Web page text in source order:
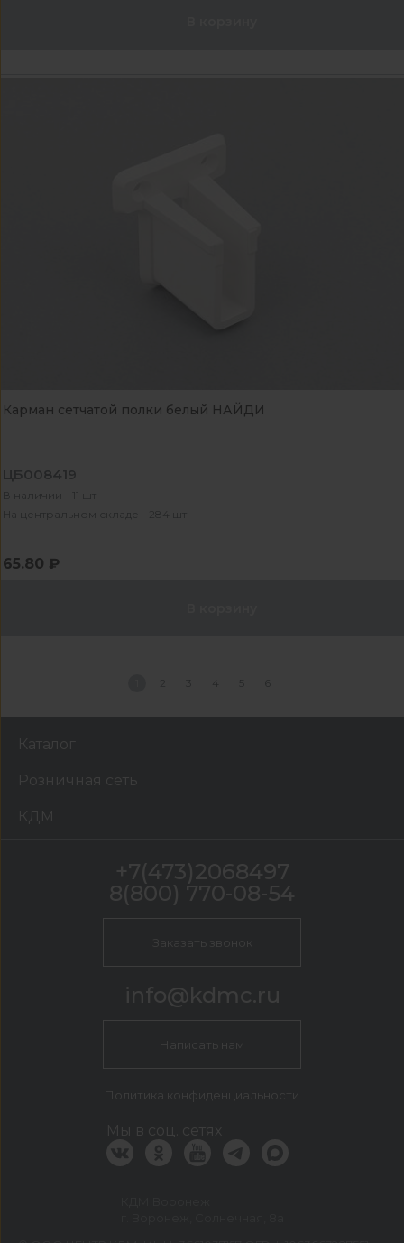
Карман сетчатой полки белый НАЙДИ
ЦБ008419
В наличии - 11 шт
На центральном складе - 284 шт
65.80 ₽
2 4 5
Каталог
Розничная сеть
КДМ
+7(473)2068497
8(800) 770-08-54
Заказать звонок
info@kdmc.ru
Написать нам
Политика конфиденциальности
Мы в соц. сетях